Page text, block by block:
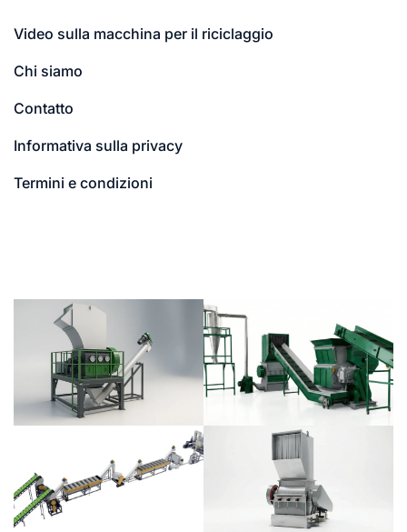
Video sulla macchina per il riciclaggio
Chi siamo
Contatto
Informativa sulla privacy
Termini e condizioni